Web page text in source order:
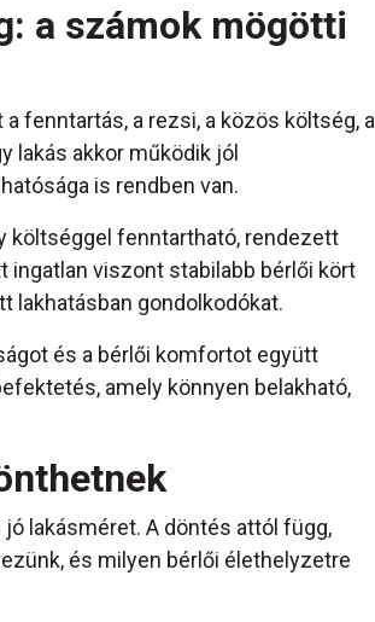
a számok mögötti
fenntartás, a rezsi, a közös költség, a
lakás akkor működik jól
is rendben van.
költséggel fenntartható, rendezett
ingatlan viszont stabilabb bérlői kört
lakhatásban gondolkodókat.
és a bérlői komfortot együtt
amely könnyen belakható,
lakásméret. A döntés attól függ,
és milyen bérlői élethelyzetre